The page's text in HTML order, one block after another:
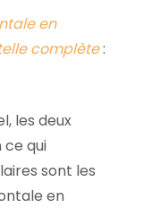
en
complète:
les deux
ce qui
sont les
en